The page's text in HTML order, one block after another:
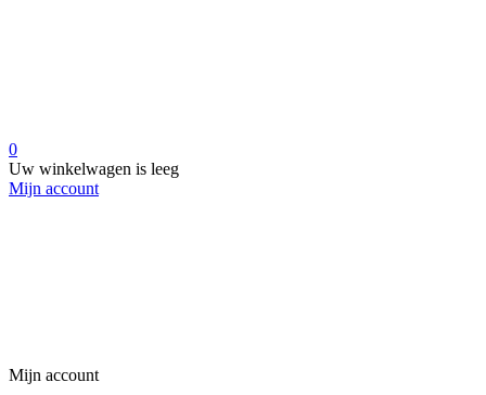
0
Uw winkelwagen is leeg
Mijn account
Mijn account